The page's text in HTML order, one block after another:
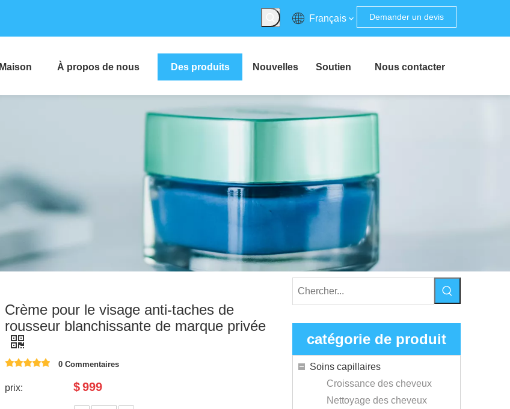
Français Demander un devis
Maison À propos de nous Des produits Nouvelles Soutien Nous contacter
Crème pour le visage anti-taches de
rousseur blanchissante de marque privée
0 Commentaires
prix: $999
catégorie de produit
Soins capillaires
Croissance des cheveux
Nettoyage des cheveux